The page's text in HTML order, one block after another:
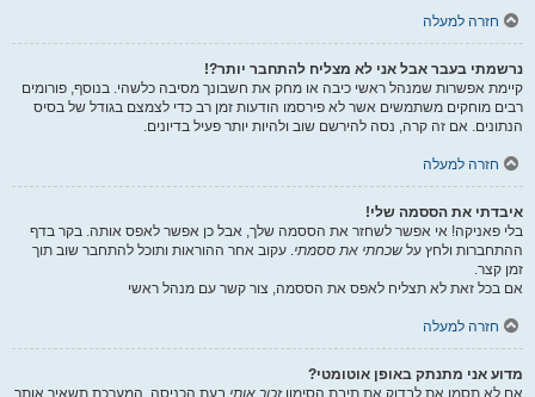
חזרה למעלה
נרשמתי בעבר אבל אני לא מצליח להתחבר יותר?!
קיימת אפשרות שמנהל ראשי כיבה או מחק את חשבונך מסיבה כלשהי. בנוסף, פורומים
רבים מוחקים משתמשים אשר לא פירסמו הודעות זמן רב כדי לצמצם בגודל של בסיס
הנתונים. אם זה קרה, נסה להירשם שוב ולהיות יותר פעיל בדיונים.
חזרה למעלה
איבדתי את הססמה שלי!
בלי פאניקה! אי אפשר לשחזר את הססמה שלך, אבל כן אפשר לאפס אותה. בקר בדף
ההתחברות ולחץ על שכחתי את ססמתי. עקוב אחר ההוראות ותוכל להתחבר שוב תוך
זמן קצר.
אם בכל זאת לא תצליח לאפס את הססמה, צור קשר עם מנהל ראשי
חזרה למעלה
מדוע אני מתנתק באופן אוטומטי?
אם לא תסמן את לבדוק את תיבת הסימוןזכור אותי בעת הכניסה, המערכת תשאיר אותך